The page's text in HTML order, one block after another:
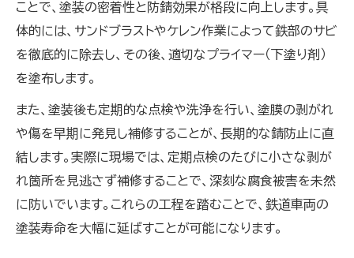
ことで、塗装の密着性と防錆効果が格段に向上します。具
体的には、サンドブラストやケレン作業によって鉄部のサビ
を徹底的に除去し、その後、適切なプライマー（下塗り剤）
を塗布します。
また、塗装後も定期的な点検や洗浄を行い、塗膜の剥がれ
や傷を早期に発見し補修することが、長期的な錆防止に直
結します。実際に現場では、定期点検のたびに小さな剥が
れ箇所を見逃さず補修することで、深刻な腐食被害を未然
に防いでいます。これらの工程を踏むことで、鉄道車両の
塗装寿命を大幅に延ばすことが可能になります。